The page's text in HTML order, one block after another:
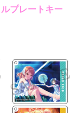
プレートキー